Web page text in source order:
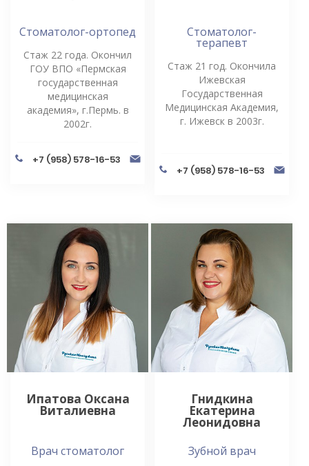
Стоматолог-ортопед
Стаж 22 года. Окончил
ГОУ ВПО «Пермская
государственная
медицинская
академия», г.Пермь. в
2002г.
+7 (958) 578-16-53
Стоматолог-
терапевт
Стаж 21 год. Окончила
Ижевская
Государственная
Медицинская Академия,
г. Ижевск в 2003г.
+7 (958) 578-16-53
Ипатова Оксана
Виталиевна
Врач стоматолог
Гнидкина
Екатерина
Леонидовна
Зубной врач